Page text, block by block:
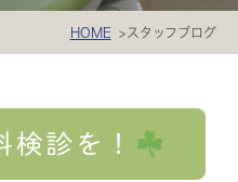
HOME スタッフブログ
検診を！